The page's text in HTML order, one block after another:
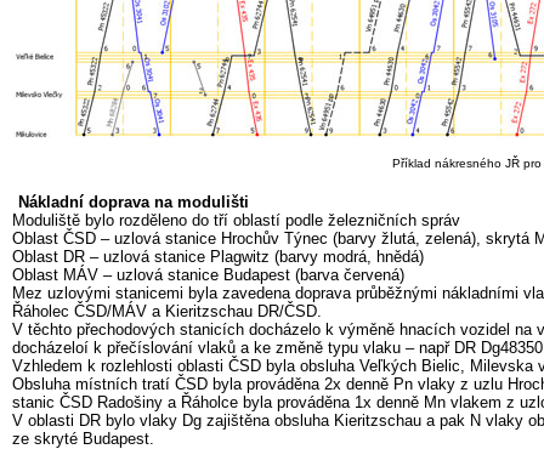
Příklad nákresného JŘ
Nákladní doprava na modulišti
Moduliště bylo rozděleno do tří oblastí podle železničních správ
Oblast ČSD – uzlová stanice Hrochův Týnec (barvy žlutá, zelená), skrytá
Oblast DR – uzlová stanice Plagwitz (barvy modrá, hnědá)
Oblast MÁV – uzlová stanice Budapest (barva červená)
Mez uzlovými stanicemi byla zavedena doprava průběžnými nákladními
Řáholec ČSD/MÁV a Kieritzschau DR/ČSD.
V těchto přechodových stanicích docházelo k výměně hnacích vozidel
docházeloí k přečíslování vlaků a ke změně typu vlaku – např DR
Vzhledem k rozlehlosti oblasti ČSD byla obsluha Veľkých Bielic,
Obsluha místních tratí ČSD byla prováděna 2x denně Pn vlaky z uzlu
stanic ČSD Radošiny a Řáholce byla prováděna 1x denně Mn vlakem z
V oblasti DR bylo vlaky Dg zajištěna obsluha Kieritzschau a pak N vlaky
ze skryté Budapest.